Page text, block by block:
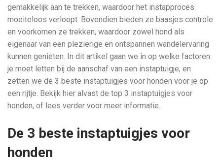
gemakkelijk aan te trekken, waardoor het instapproces
moeiteloos verloopt. Bovendien bieden ze baasjes controle
en voorkomen ze trekken, waardoor zowel hond als
eigenaar van een plezierige en ontspannen wandelervaring
kunnen genieten. In dit artikel gaan we in op welke factoren
je moet letten bij de aanschaf van een instaptuigje, en
zetten we de 3 beste instaptuigjes voor honden voor je op
een rijtje. Bekijk hier alvast de top 3 instaptuigjes voor
honden, of lees verder voor meer informatie.
De 3 beste instaptuigjes voor
honden